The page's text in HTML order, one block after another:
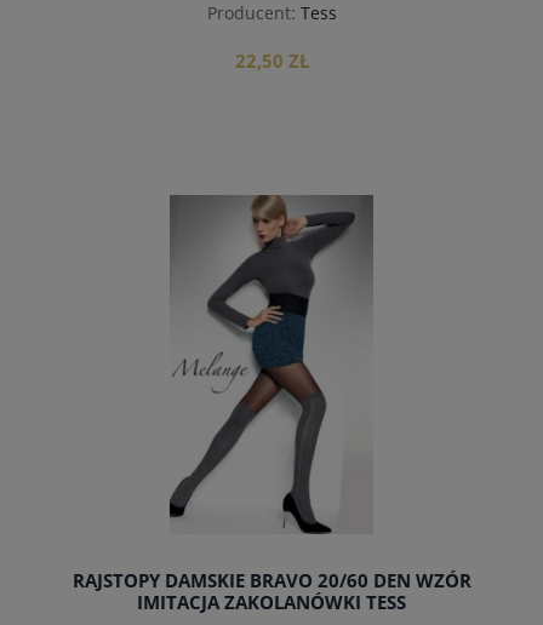
Producent: Tess
22,50 ZŁ
do koszyka
RAJSTOPY DAMSKIE BRAVO 20/60 DEN WZÓR
IMITACJA ZAKOLANÓWKI TESS